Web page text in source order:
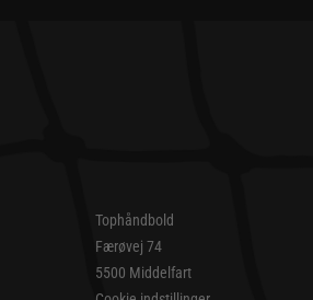
Tophåndbold
Færøvej 74
5500 Middelfart